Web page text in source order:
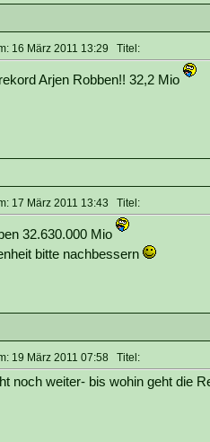
16 März 2011 13:29 Titel:
Arjen Robben!! 32,2 Mio
17 März 2011 13:43 Titel:
32.630.000 Mio
bitte nachbessern
19 März 2011 07:58 Titel:
noch weiter- bis wohin geht die